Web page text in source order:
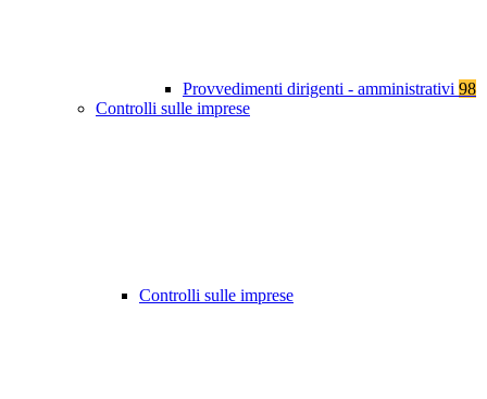
Provvedimenti dirigenti - amministrativi 98
Controlli sulle imprese
Controlli sulle imprese